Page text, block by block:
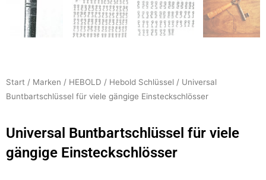
Start / Marken / HEBOLD / Hebold Schlüssel / Universal
Buntbartschlüssel für viele gängige Einsteckschlösser
Universal Buntbartschlüssel für viele
gängige Einsteckschlösser